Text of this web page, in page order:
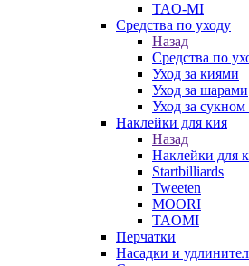
TAO-MI
Средства по уходу
Назад
Средства по
Уход за киями
Уход за шарами
Уход за
Наклейки для кия
Назад
Наклейки для
Startbilliards
Tweeten
MOORI
TAOMI
Перчатки
Насадки и